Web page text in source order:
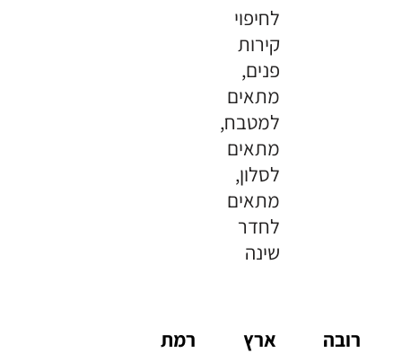
לחיפוי
קירות
פנים,
מתאים
למטבח,
מתאים
לסלון,
מתאים
לחדר
שינה
רובה
ארץ
רמת